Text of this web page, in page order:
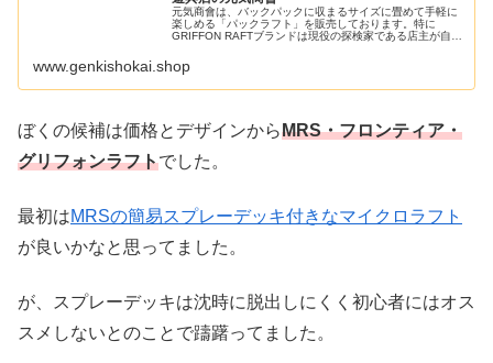
元気商會は、バックパックに収まるサイズに畳めて手軽に
楽しめる「パックラフト」を販売しております。特に
GRIFFON RAFTブランドは現役の探検家である店主が自ら
www.genkishokai.shop
ぼくの候補は価格とデザインからMRS・フロンティア・
グリフォンラフトでした。
最初はMRSの簡易スプレーデッキ付きなマイクロラフト
が良いかなと思ってました。
が、スプレーデッキは沈時に脱出しにくく初心者にはオス
スメしないとのことで躊躇ってました。